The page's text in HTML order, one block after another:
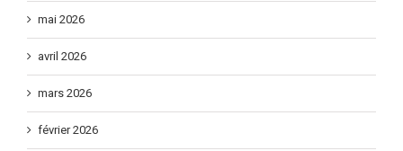
mai 2026
avril 2026
mars 2026
février 2026